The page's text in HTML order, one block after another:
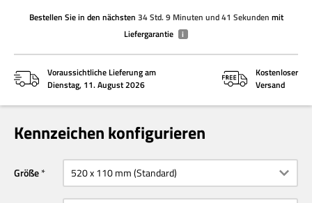
Bestellen Siein den nächsten 34 Std. 9 Minuten und 40 Sekunden mit
Liefergarantie
i
Voraussichtliche Lieferung am
Dienstag, 11. August 2026
Kostenloser
Versand
Kennzeichen konfigurieren
Größe